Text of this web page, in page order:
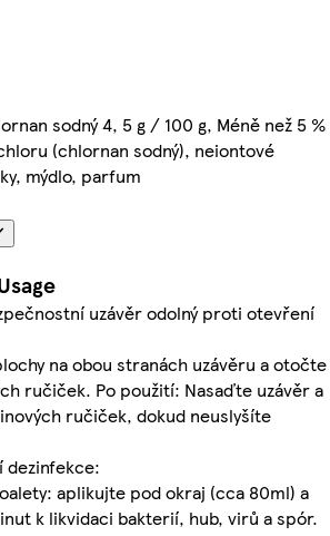
sodný 4, 5 g / 100 g, Méně než 5 %
(chlornan sodný), neiontové
mýdlo, parfum
uzávěr odolný proti otevření
na obou stranách uzávěru a
ručiček. Po použití: Nasaďte uzávěr a
ručiček, dokud neuslyšíte
dezinfekce:
aplikujte pod okraj (cca 80ml) a
k likvidaci bakterií, hub, virů a spór.